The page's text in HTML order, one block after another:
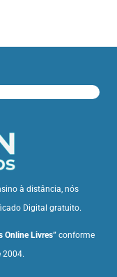
à distância, nós
Digital gratuito.
Online Livres” conforme
2004.